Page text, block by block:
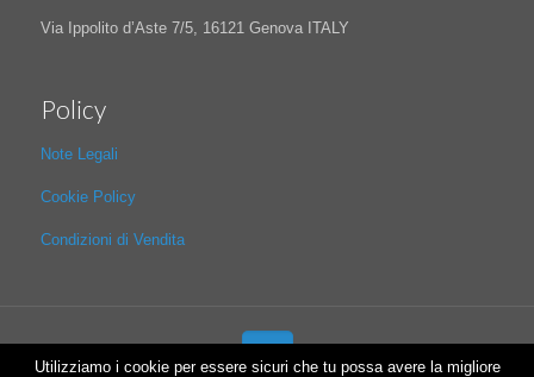
Via Ippolito d’Aste 7/5, 16121 Genova ITALY
Policy
Note Legali
Cookie Policy
Condizioni di Vendita
Utilizziamo i cookie per essere sicuri che tu possa avere la migliore